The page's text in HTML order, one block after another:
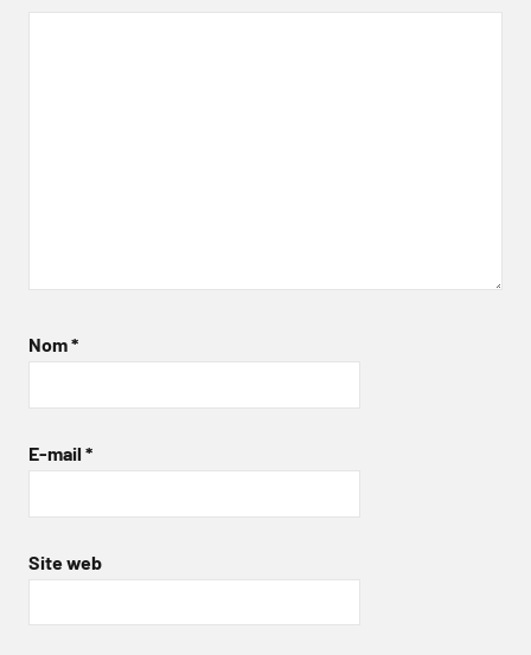
Nom*
E-mail *
Site web